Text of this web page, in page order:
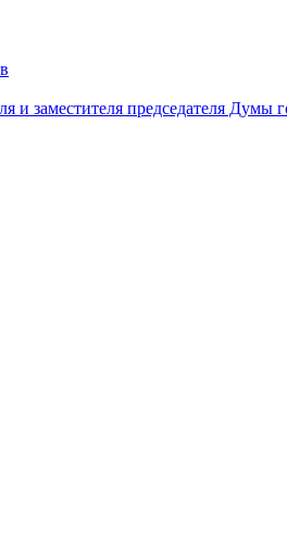
и заместителя председателя Думы